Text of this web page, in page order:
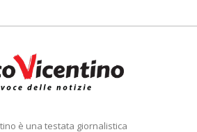
è una testata giornalistica